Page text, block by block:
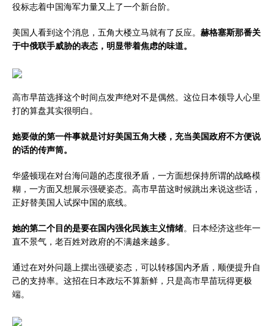
役标志着中国海军力量又上了一个新台阶。
美国人看到这个消息，五角大楼立马就有了反应。 赫格塞斯那番关
于中俄联手威胁的表态，明显带着焦虑的味道。
高市早苗选择这个时间点发声绝对不是偶然。这位日本领导人心里
打的算盘其实很明白。
她要做的第一件事就是讨好美国五角大楼，充当美国政府不方便说
的话的传声筒。
华盛顿现在对台海问题的态度很矛盾，一方面想保持所谓的战略模
糊，一方面又想展示强硬姿态。高市早苗这时候跳出来说这些话，
正好替美国人试探中国的底线。
她的第二个目的是要在国内强化民族主义情绪。日本经济这些年一
直不景气，老百姓对政府的不满越来越多。
通过在对外问题上摆出强硬姿态，可以转移国内矛盾，顺便提升自
己的支持率。这招在日本政坛不算新鲜，只是高市早苗玩得更极
端。